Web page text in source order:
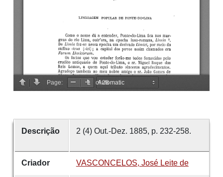
Descrição 2 (4) Out.-Dez. 1885, p. 232-258.
Criador VASCONCELOS, José Leite de